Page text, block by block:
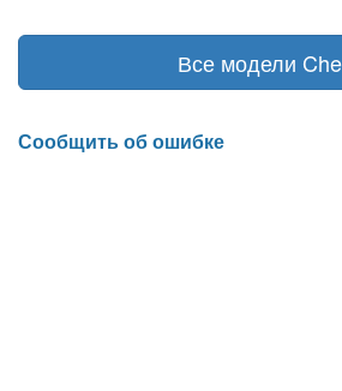
Все модели
Сообщить об ошибке